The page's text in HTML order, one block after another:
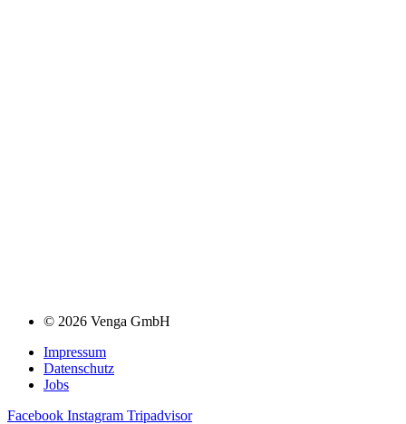
© 2026 Venga GmbH
Impressum
Datenschutz
Jobs
Facebook Instagram Tripadvisor